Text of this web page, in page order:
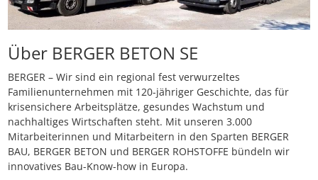
Über BERGER BETON SE
BERGER – Wir sind ein regional fest verwurzeltes
Familienunternehmen mit 120-jähriger Geschichte, das für
krisensichere Arbeitsplätze, gesundes Wachstum und
nachhaltiges Wirtschaften steht. Mit unseren 3.000
Mitarbeiterinnen und Mitarbeitern in den Sparten BERGER
BAU, BERGER BETON und BERGER ROHSTOFFE bündeln wir
innovatives Bau-Know-how in Europa.